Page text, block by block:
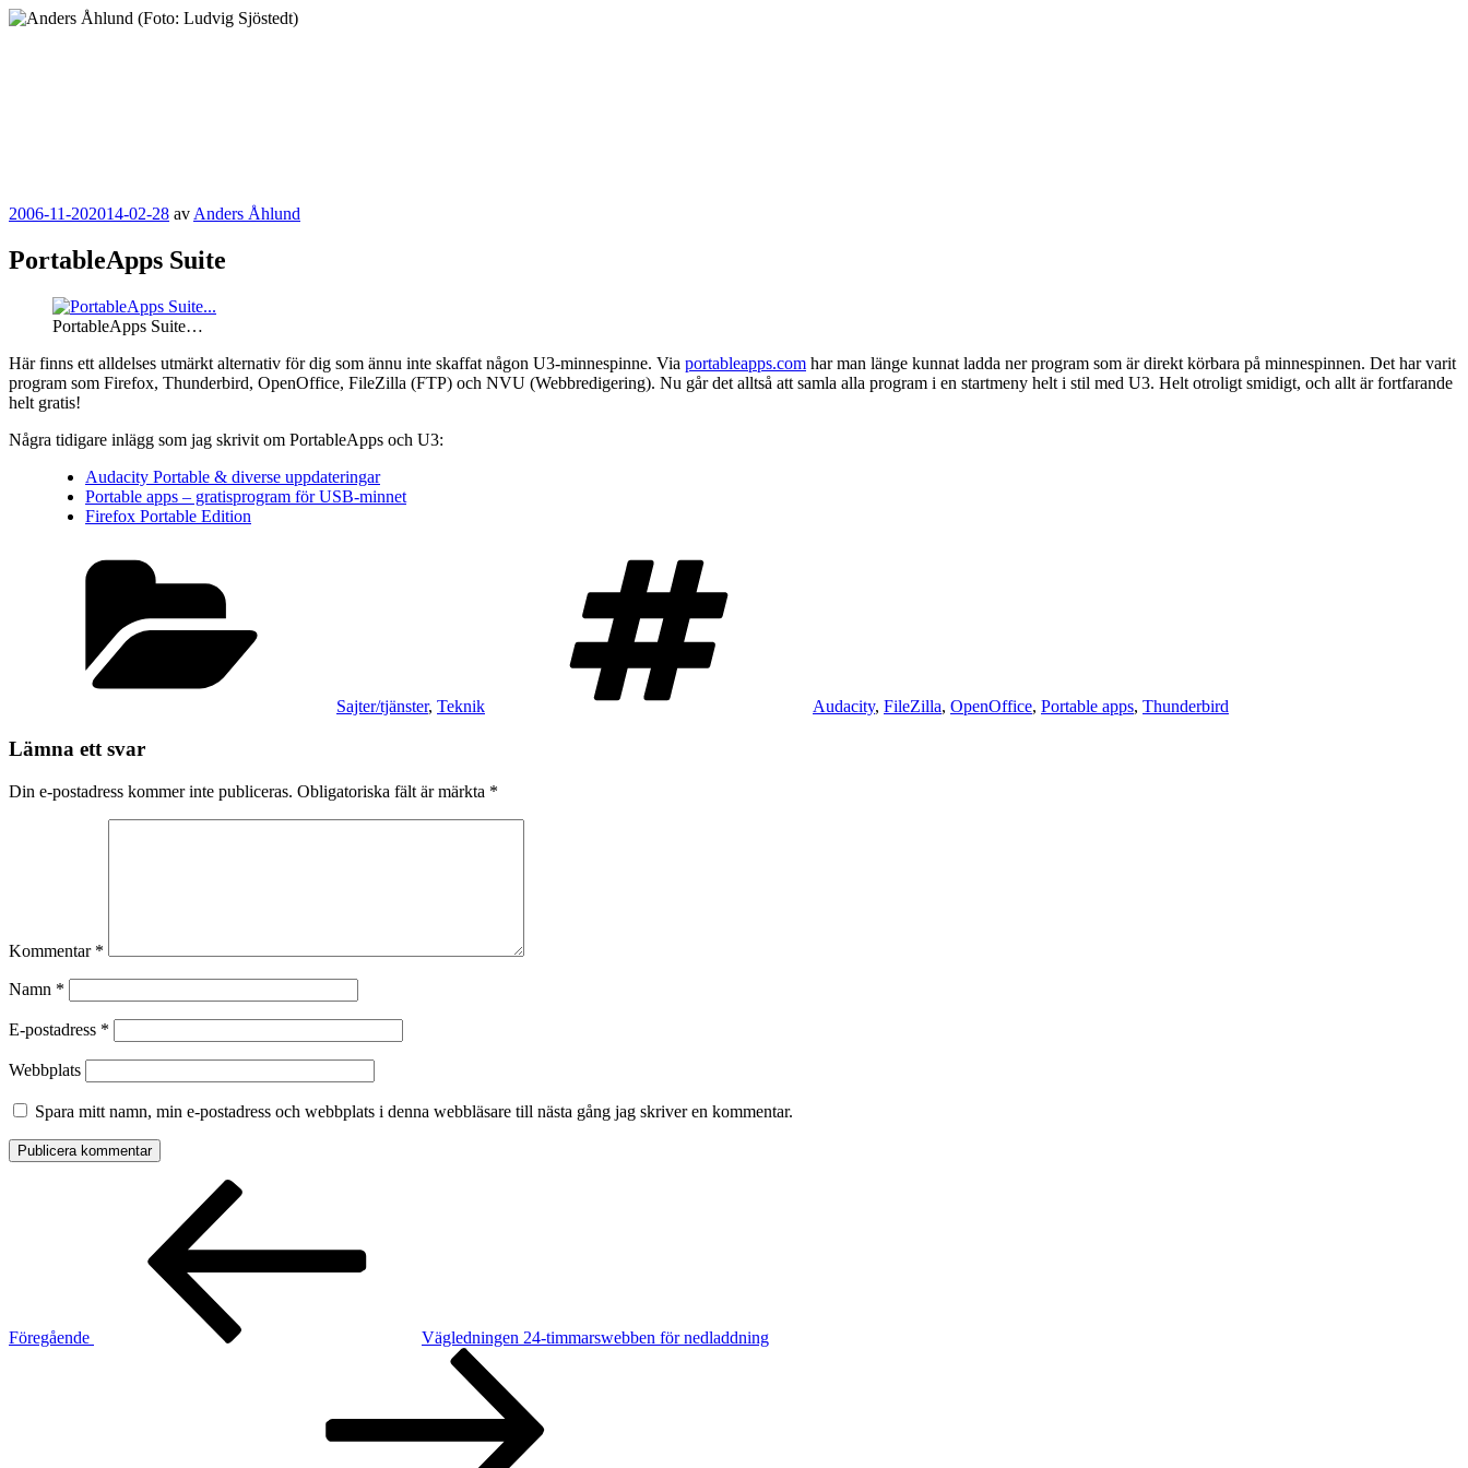
Hoppa
Publicerat
2006-11-202014-02-28 av Anders Åhlund
PortableApps Suite
PortableApps Suite…
Här finns ett alldelses utmärkt alternativ för dig som ännu inte skaffat någon U3-minnespinne. Via portableapps.com har man länge kunnat ladda ner program som är direkt körbara på minnespinnen. Det har varit
program som Firefox, Thunderbird, OpenOffice, FileZilla (FTP) och NVU (Webbredigering). Nu går det alltså att samla alla program i en startmeny helt i stil med U3. Helt otroligt smidigt, och allt är fortfarande
helt gratis!
Några tidigare inlägg som jag skrivit om PortableApps och U3:
Audacity Portable & diverse uppdateringar
Portable apps – gratisprogram för USB-minnet
Firefox Portable Edition
Sajter/tjänster, Teknik Audacity, FileZilla, OpenOffice, Portable apps, Thunderbird
Lämna ett svar
Din e-postadress kommer inte publiceras. Obligatoriska fält är märkta *
Kommentar *
Namn *
E-postadress *
Webbplats
Spara mitt namn, min e-postadress och webbplats i denna webbläsare till nästa gång jag skriver en kommentar.
Inläggsnavigering
Föregående
Vägledningen 24-timmarswebben för nedladdning